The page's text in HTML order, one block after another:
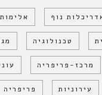
נוף אלימות
טכנולוגיה
מרכז-פריפריה
עירוניות פריפריה